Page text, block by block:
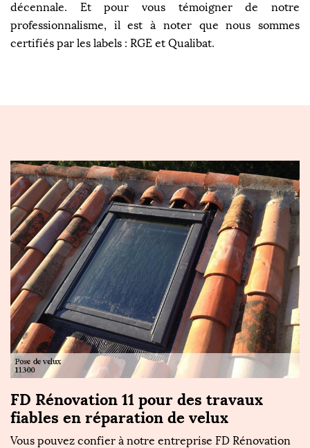
décennale. Et pour vous témoigner de notre
professionnalisme, il est à noter que nous sommes
certifiés par les labels : RGE et Qualibat.
FD Rénovation 11 pour des travaux
fiables en réparation de velux
Vous pouvez confier à notre entreprise FD Rénovation